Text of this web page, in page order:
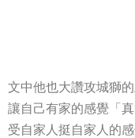
文中他也大讚攻城獅
讓自己有家的感覺「
受自家人挺自家人的感